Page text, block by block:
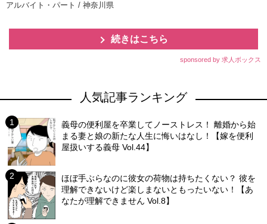
アルバイト・パート / 神奈川県
続きはこちら
sponsored by 求人ボックス
人気記事ランキング
義母の便利屋を卒業してノーストレス！ 離婚から始
まる妻と娘の新たな人生に悔いはなし！【嫁を便利
屋扱いする義母 Vol.44】
ほぼ手ぶらなのに彼女の荷物は持ちたくない？ 彼を
理解できないけど楽しまないともったいない！【あ
なたが理解できません Vol.8】